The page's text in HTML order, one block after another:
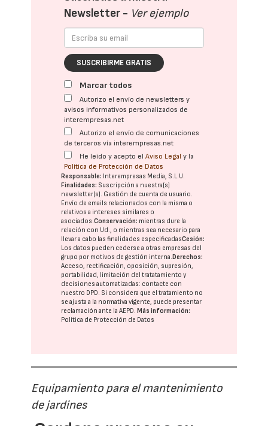
Newsletter - Ver ejemplo
SUSCRIBIRME GRATIS
Marcar todos
Autorizo el envío de newsletters y
avisos informativos personalizados de
interempresas.net
Autorizo el envío de comunicaciones
de terceros vía interempresas.net
He leído y acepto elAviso Legal y la
Política de Protección de Datos
Responsable: Interempresas Media, S.L.U.
Finalidades: Suscripción a nuestra(s)
newsletter(s). Gestión de cuenta de usuario.
Envío de emails relacionados con la misma o
relativos a intereses similares o
asociados.Conservación: mientras dure la
relación con Ud., o mientras sea necesario para
llevar a cabo las finalidades especificadasCesión:
Los datos pueden cederse a otras empresas del
grupo por motivos de gestión interna. Derechos:
Acceso, rectificación, oposición, supresión,
portabilidad, limitación del tratatamiento y
decisiones automatizadas: contacte con
nuestro DPD. Si considera que el tratamiento no
se ajusta a la normativa vigente, puede presentar
reclamación ante laAEPD. Más información:
Política de Protección de Datos
Equipamiento para el mantenimiento
de jardines